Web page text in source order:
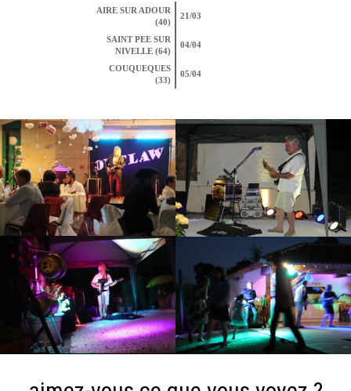
AIRE SUR ADOUR
(40)
21/03
SAINT PEE SUR
NIVELLE (64)
04/04
COUQUEQUES
(33)
05/04